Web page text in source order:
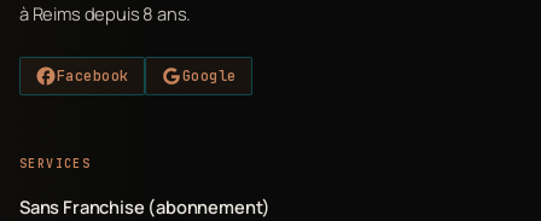
à Reims depuis 8 ans.
Facebook Google
SERVICES
Sans Franchise (abonnement)